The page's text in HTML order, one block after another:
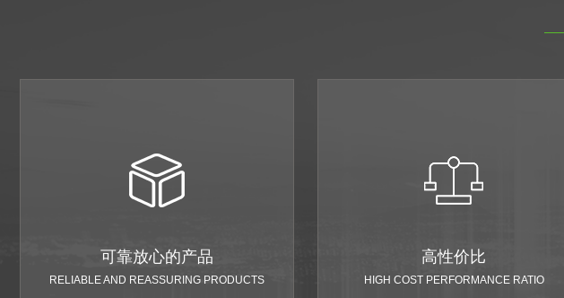
可靠放心的产品
RELIABLE AND REASSURING PRODUCTS
高性价比
HIGH COST PERFORMANCE RATIO